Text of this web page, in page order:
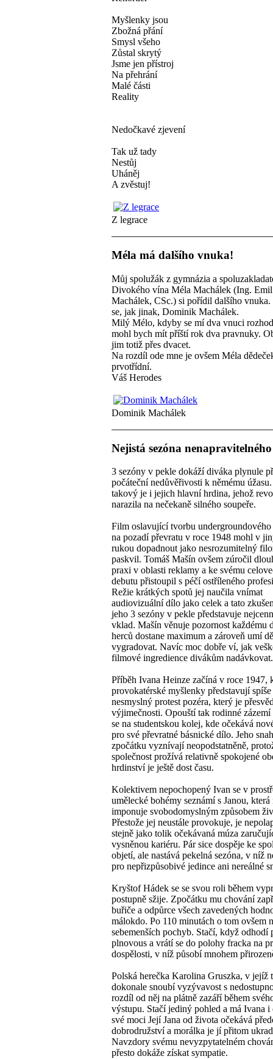
Myšlenky jsou
Zbožná přání
Smysl všeho
Zůstal skrytý
Jsme jen přístroj
Na přehrání
Malé části
Reality
Nedočkavé zjevení
Tak už tady
Nestůj
Uháněj
A zvěstuj!
Z legrace
Méla má dalšího vnuka!
Můj spolužák z gymnázia a
Divokého vína Méla Machálek (Ing. Emil
Machálek, CSc.) si pořídil dalšího vnuka.
se, jak jinak, Dominik Machálek.
Milý Mélo, kdyby se mí dva vnuci
mohl bych mít příští rok dva pravnuky.
jim totiž přes dvacet.
Na rozdíl ode mne je ovšem Méla
prvotřídní.
Váš Herodes
Dominik Machálek
Nejistá sezóna
3 sezóny v pekle dokáží diváka plynule
počáteční nedůvěřivosti k němému
takový je i jejich hlavní hrdina, jehož
narazila na nečekaně silného soupeře.
Film oslavující tvorbu undergroundového
na pozadí převratu v roce 1948 mohl v
rukou dopadnout jako nesrozumitelný
paskvil. Tomáš Mašín ovšem zúročil
praxi v oblasti reklamy a ke svému
debutu přistoupil s péčí ostříleného
Režie krátkých spotů jej naučila vnímat
audiovizuální dílo jako celek a tato
jeho 3 sezóny v pekle představuje
vklad. Mašín věnuje pozornost každému
herců dostane maximum a zároveň umí
vygradovat. Navíc moc dobře ví, jak
filmové ingredience divákům nadávkovat.
Příběh Ivana Heinze začíná v roce 1947,
provokatérské myšlenky představují
nesmyslný protest pozéra, který je
výjimečnosti. Opouští tak rodinné zázemí
se na studentskou kolej, kde očekává
pro své převratné básnické dílo. Jeho
zpočátku vyznívají neopodstatněně,
společnost prožívá relativně spokojené
hrdinství je ještě dost času.
Kolektivem nepochopený Ivan se v
umělecké bohémy seznámí s Janou, která
imponuje svobodomyslným způsobem
Přestože jej neustále provokuje, je
stejně jako tolik očekávaná múza
vysněnou kariéru. Pár sice dospěje ke
objetí, ale nastává pekelná sezóna, v níž
pro nepřizpůsobivé jedince ani nereálné
Kryštof Hádek se se svou roli během
postupně sžije. Zpočátku mu chování
buřiče a odpůrce všech zavedených
málokdo. Po 110 minutách o tom ovšem
sebemenších pochyb. Stačí, když odhodí
plnovous a vrátí se do polohy fracka na
dospělosti, v níž působí mnohem
Polská herečka Karolina Gruszka, v jejíž
dokonale snoubí vyzývavost s
rozdíl od něj na plátně zazáří během
výstupu. Stačí jediný pohled a má Ivana
své moci Její Jana od života očekává
dobrodružství a morálka je jí přitom
Navzdory svému nevyzpytatelném
přesto dokáže získat sympatie.